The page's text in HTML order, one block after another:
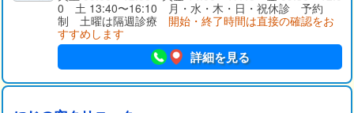
なれます。0 土 13:40〜16:10 月・水・木・日・祝休診 予約
制 土曜は隔週診療 開始・終了時間は直接の確認をお
すすめします
詳細を見る